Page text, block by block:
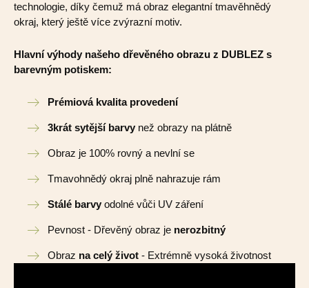
technologie, díky čemuž má obraz elegantní tmavěhnědý
okraj, který ještě více zvýrazní motiv.
Hlavní výhody našeho dřevěného obrazu z DUBLEZ s
barevným potiskem:
Prémiová kvalita provedení
3krát sytější barvy než obrazy na plátně
Obraz je 100% rovný a nevlní se
Tmavohnědý okraj plně nahrazuje rám
Stálé barvy odolné vůči UV záření
Pevnost - Dřevěný obraz je nerozbitný
Obraz na celý život - Extrémně vysoká životnost